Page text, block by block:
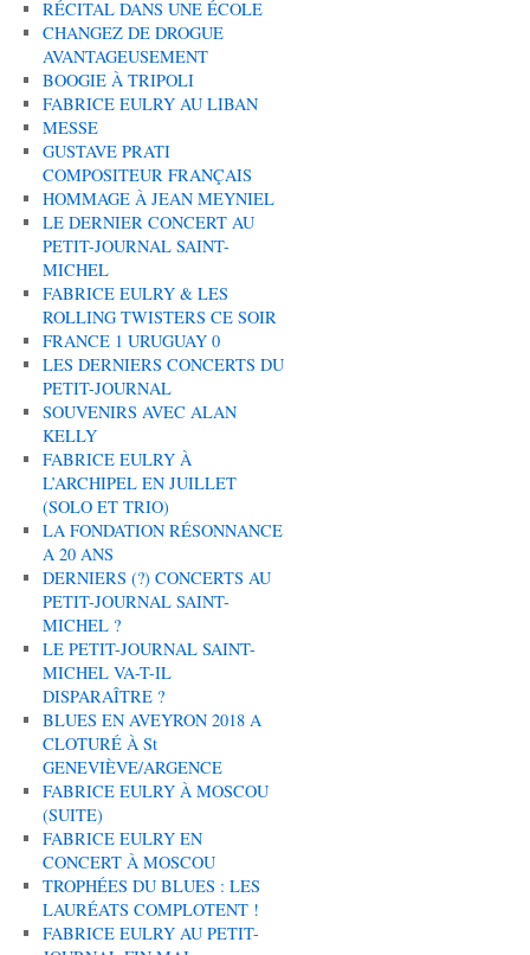
RÉCITAL DANS UNE ÉCOLE
CHANGEZ DE DROGUE
AVANTAGEUSEMENT
BOOGIE À TRIPOLI
FABRICE EULRY AU LIBAN
MESSE
GUSTAVE PRATI
COMPOSITEUR FRANÇAIS
HOMMAGE À JEAN MEYNIEL
LE DERNIER CONCERT AU
PETIT-JOURNAL SAINT-
MICHEL
FABRICE EULRY & LES
ROLLING TWISTERS CE SOIR
FRANCE 1 URUGUAY 0
LES DERNIERS CONCERTS DU
PETIT-JOURNAL
SOUVENIRS AVEC ALAN
KELLY
FABRICE EULRY À
L’ARCHIPEL EN JUILLET
(SOLO ET TRIO)
LA FONDATION RÉSONNANCE
A 20 ANS
DERNIERS (?) CONCERTS AU
PETIT-JOURNAL SAINT-
MICHEL ?
LE PETIT-JOURNAL SAINT-
MICHEL VA-T-IL
DISPARAÎTRE ?
BLUES EN AVEYRON 2018 A
CLOTURÉ À St
GENEVIÈVE/ARGENCE
FABRICE EULRY À MOSCOU
(SUITE)
FABRICE EULRY EN
CONCERT À MOSCOU
TROPHÉES DU BLUES : LES
LAURÉATS COMPLOTENT !
FABRICE EULRY AU PETIT-